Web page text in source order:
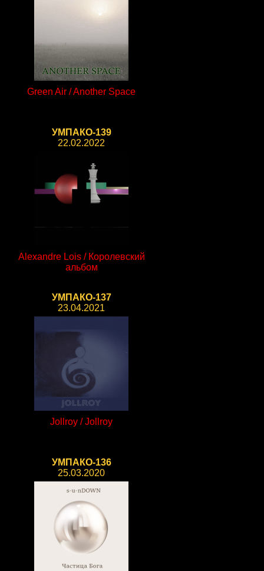
Green Air / Another Space
УМПАКО-139
22.02.2022
Alexandre Lois / Королевский
альбом
УМПАКО-137
23.04.2021
Jollroy / Jollroy
УМПАКО-136
25.03.2020